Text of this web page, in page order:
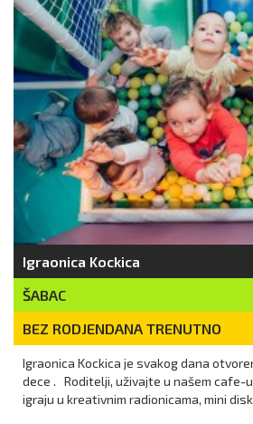
Igraonica Kockica
ŠABAC
BEZ RODJENDANA TRENUTNO
Igraonica Kockica je svakog dana
dece . Roditelji, uživajte u našem cafe-
igraju u kreativnim radionicama, mini